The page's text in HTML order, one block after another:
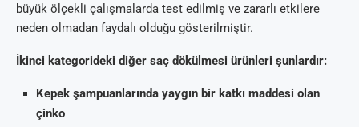
büyük ölçekli çalışmalarda test edilmiş ve zararlı etkilere
neden olmadan faydalı olduğu gösterilmiştir.
İkinci kategorideki diğer saç dökülmesi ürünleri şunlardır:
Kepek şampuanlarında yaygın bir katkı maddesi olan
çinko